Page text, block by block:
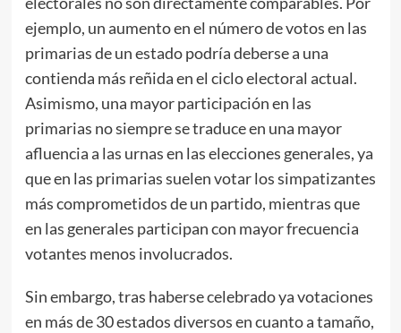
ejemplo, un aumento en el número de votos en las
primarias de un estado podría deberse a una
contienda más reñida en el ciclo electoral actual.
Asimismo, una mayor participación en las
primarias no siempre se traduce en una mayor
afluencia a las urnas en las elecciones generales, ya
que en las primarias suelen votar los simpatizantes
más comprometidos de un partido, mientras que
en las generales participan con mayor frecuencia
votantes menos involucrados.
Sin embargo, tras haberse celebrado ya votaciones
en más de 30 estados diversos en cuanto a tamaño,